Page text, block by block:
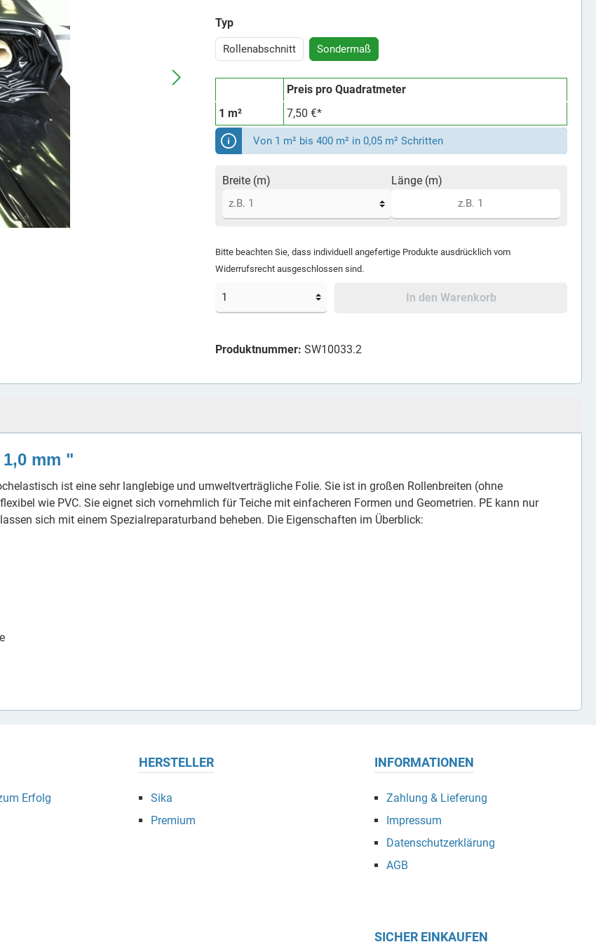
Typ
Rollenabschnitt Sondermaß
Preis pro Quadratmeter
1 m²
7,50 €*
Von 1 m² bis 400 m² in 0,05 m² Schritten
Breite (m) Länge (m)
Bitte beachten Sie, dass individuell angefertige Produkte ausdrücklich vom
Widerrufsrecht ausgeschlossen sind.
In den Warenkorb
Produktnummer: SW10033.2
mm "
ist eine sehr langlebige und umweltverträgliche Folie. Sie ist in großen Rollenbreiten (ohne
wie PVC. Sie eignet sich vornehmlich für Teiche mit einfacheren Formen und Geometrien. PE kann nur
sich mit einem Spezialreparaturband beheben. Die Eigenschaften im Überblick:
Erfolg
HERSTELLER
Sika
Premium
INFORMATIONEN
Zahlung & Lieferung
Impressum
Datenschutzerklärung
AGB
SICHER EINKAUFEN